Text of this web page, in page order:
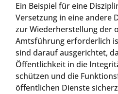
Ein Beispiel für eine
Versetzung in eine andere
zur Wiederherstellung der
Amtsführung erforderlich
sind darauf ausgerichtet,
Öffentlichkeit in die
schützen und die
öffentlichen Dienste